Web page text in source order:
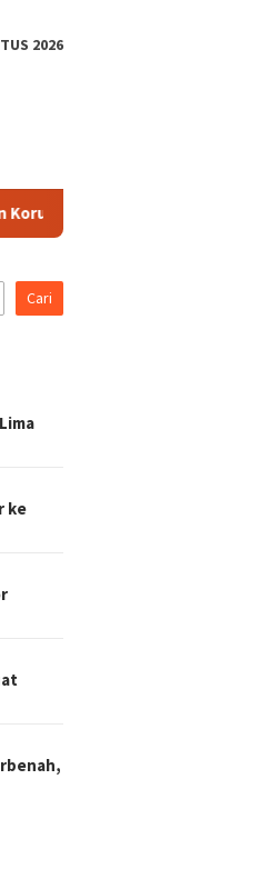
2026
Hibah Pilkada Rugikan Negara
Cari
ke